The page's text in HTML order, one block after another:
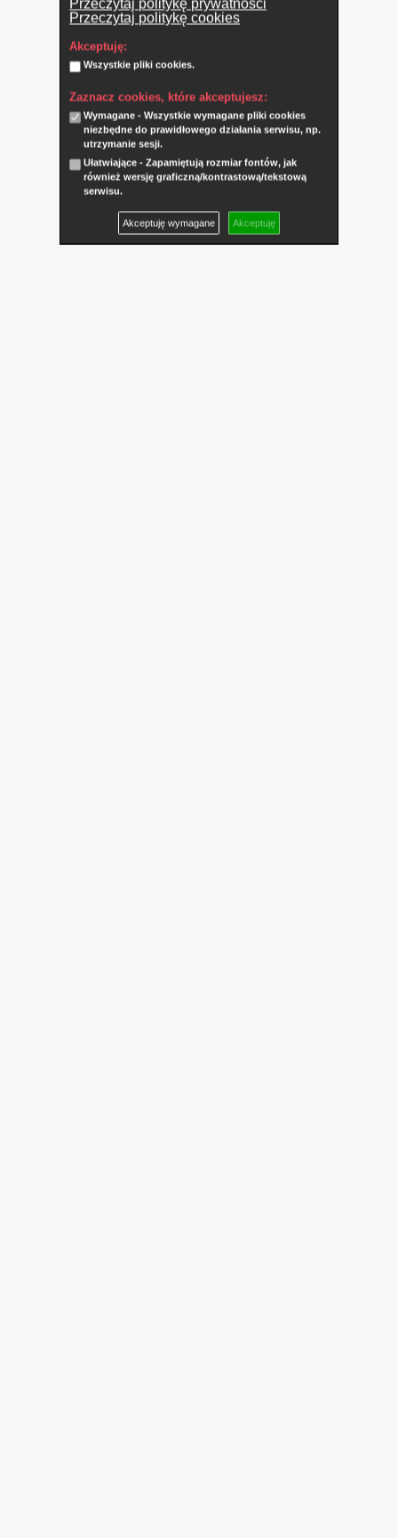
Przeczytaj politykę prywatności
Przeczytaj politykę cookies
Akceptuję:
Wszystkie pliki cookies.
Zaznacz cookies, które akceptujesz:
Wymagane - Wszystkie wymagane pliki cookies
niezbędne do prawidłowego działania serwisu, np.
utrzymanie sesji.
Ułatwiające - Zapamiętują rozmiar fontów, jak
również wersję graficzną/kontrastową/tekstową
serwisu.
Akceptuję wymagane Akceptuję